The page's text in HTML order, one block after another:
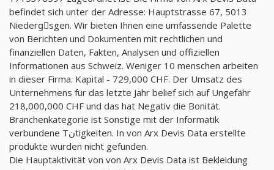
befindet sich unter der Adresse: Hauptstrasse 67, 5013
Niedergِsgen. Wir bieten Ihnen eine umfassende Palette
von Berichten und Dokumenten mit rechtlichen und
finanziellen Daten, Fakten, Analysen und offiziellen
Informationen aus Schweiz. Weniger 10 menschen arbeiten
in dieser Firma. Kapital - 729,000 CHF. Der Umsatz des
Unternehmens für das letzte Jahr belief sich auf Ungefähr
218,000,000 CHF und das hat Negativ die Bonität.
Branchenkategorie ist Sonstige mit der Informatik
verbundene Tنtigkeiten. In von Arx Devis Data erstellte
produkte wurden nicht gefunden.
Die Hauptaktivität von von Arx Devis Data ist Bekleidung